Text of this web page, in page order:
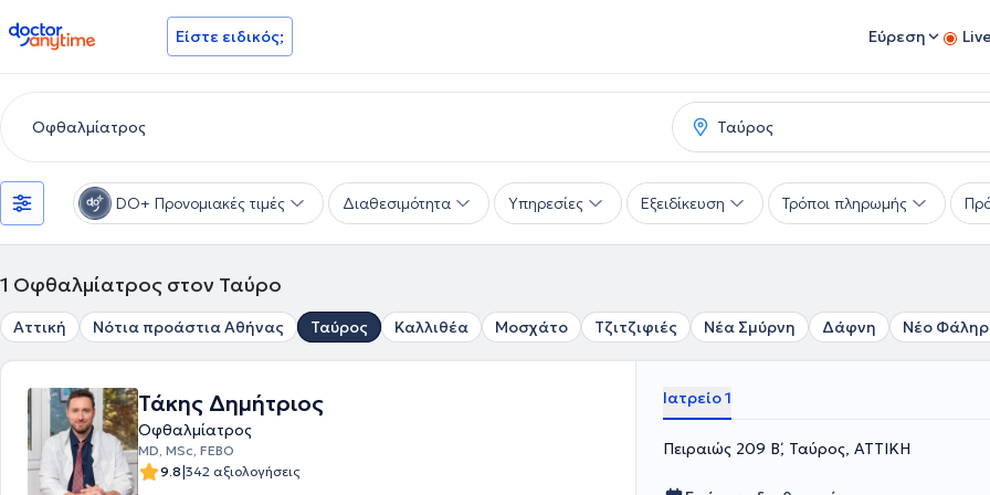
doctoranytime Είστε ειδικός; Εύρεση
DO+ Προνομιακές τιμές Διαθεσιμότητα Υπηρεσίες Εξειδίκευση Τρόποι πληρωμής
1 Οφθαλμίατρος στον Ταύρο
Αττική Νότια προάστια Αθήνας Ταύρος Καλλιθέα Μοσχάτο Τζιτζιφιές Νέα Σμύρνη Δάφνη Νέο
Τάκης Δημήτριος
Οφθαλμίατρος
MD, MSc, FEBO
9.8|342 αξιολογήσεις
Ιατρείο 1
Πειραιώς 209 Β΄, Ταύρος, ΑΤΤΙΚΗ